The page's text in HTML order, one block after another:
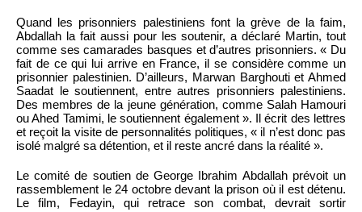
Quand les prisonniers palestiniens font la grève de la faim,
Abdallah la fait aussi pour les soutenir, a déclaré Martin, tout
comme ses camarades basques et d’autres prisonniers. « Du
fait de ce qui lui arrive en France, il se considère comme un
prisonnier palestinien. D’ailleurs, Marwan Barghouti et Ahmed
Saadat le soutiennent, entre autres prisonniers palestiniens.
Des membres de la jeune génération, comme Salah Hamouri
ou Ahed Tamimi, le soutiennent également ». Il écrit des lettres
et reçoit la visite de personnalités politiques, « il n’est donc pas
isolé malgré sa détention, et il reste ancré dans la réalité ».
Le comité de soutien de George Ibrahim Abdallah prévoit un
rassemblement le 24 octobre devant la prison où il est détenu.
Le film, Fedayin, qui retrace son combat, devrait sortir